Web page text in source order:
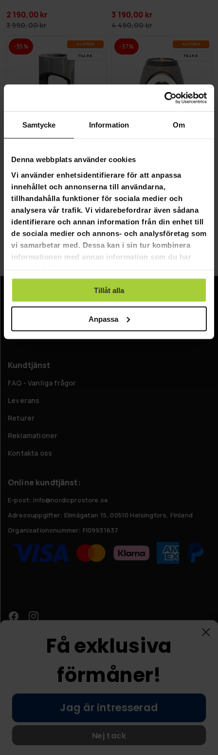
Samtycke Information Om
Denna webbplats använder cookies
Vi använder enhetsidentifierare för att anpassa
innehållet och annonserna till användarna,
tillhandahålla funktioner för sociala medier och
analysera vår trafik. Vi vidarebefordrar även sådana
identifierare och annan information från din enhet till
de sociala medier och annons- och analysföretag som
vi samarbetar med. Dessa kan i sin tur kombinera
informationen med annan information som du har
använt deras tjänster.
Tillåt alla
Anpassa
2 190,00 kr
3 990,00 kr
3 190,00 kr
4 490,00 kr
-35% SLUT­REA
TILL 9.8.
GRA­TIS LE­VE­RANS
Lykke Fontän Infinity med LED-belysning
2 590,00 kr
3 990,00 kr
-37% SLUT­REA
TILL 9.8.
GRA­TIS LE­VE­RANS
Lykke Fontän Cascade med
2 690,00 kr
4 290,00 kr
Sida 1 av 1
Information
Kundtjänst
FAQ - Vanliga frågor
Leverans
Returer
Reklamationer
Kontakta oss
Online kundtjänst:
E-post: info@nordicprostore.se
Adressuppgifter: Elimägatan 15, 00510 Helsingfors, Finland
Organisationsnummer: FI09931637
© Nordic Prostore 2026
Allmänna villkor
Få exklusiva
förmåner!
Jag är intresserad
Nej tack